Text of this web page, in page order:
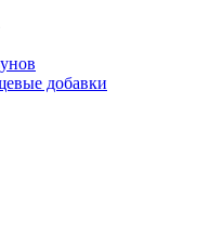
добавки